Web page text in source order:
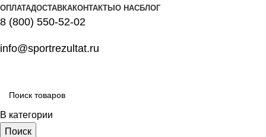
ОПЛАТАДОСТАВКАКОНТАКТЫ О НАСБЛОГ
8 (800) 550-52-02
info@sportrezultat.ru
В категории
Поиск